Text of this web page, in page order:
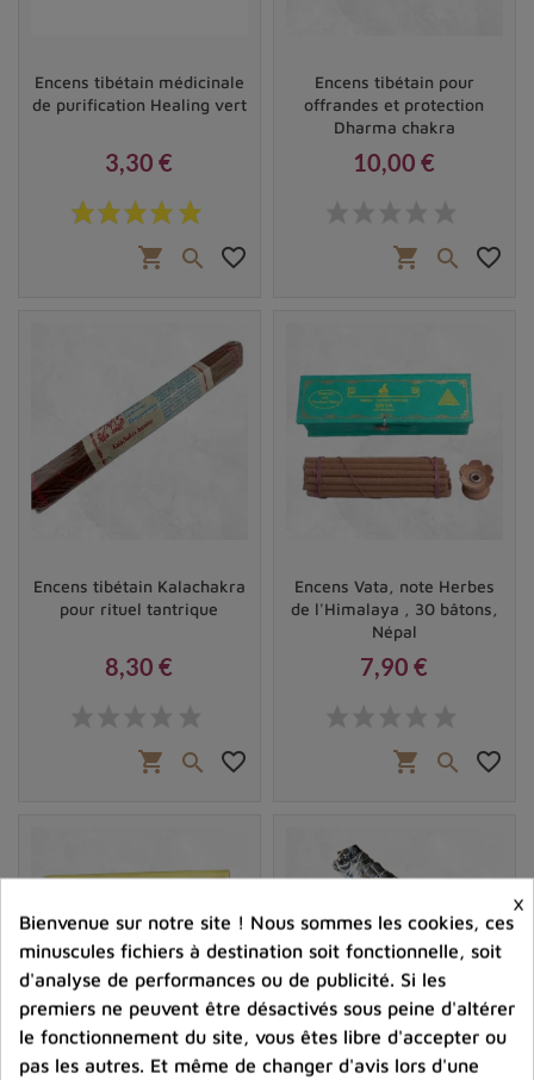
Encens tibétain médicinale
de purification Healing vert
Prix
3,30 €
shopping_cart  favorite_border
Encens tibétain pour
offrandes et protection
Dharma chakra
10,00 €
shopping_cart  favorite_border
Encens tibétain Kalachakra
pour rituel tantrique
8,30 €
shopping_cart  favorite_border
Encens Vata, note Herbes
de l'Himalaya , 30 bâtons,
Népal
7,90 €
shopping_cart  favorite_border
×
Bienvenue sur notre site ! Nous sommes les cookies, ces
minuscules fichiers à destination soit fonctionnelle, soit
d'analyse de performances ou de publicité. Si les
premiers ne peuvent être désactivés sous peine d'altérer
le fonctionnement du site, vous êtes libre d'accepter ou
pas les autres. Et même de changer d'avis lors d'une